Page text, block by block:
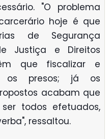
"O problema
hoje é que
de Segurança
Justiça e Direitos
que fiscalizar e
os presos; já os
acabam que
todos efetuados,
ressaltou.